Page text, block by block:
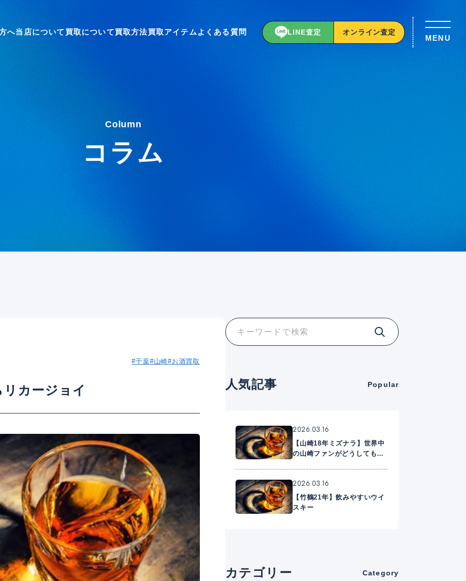
へ当店について 買取について買取方法買取アイテム よくある質問 LINE査定 オンライン査定
MENU
Column
コラム
#千葉#山崎#お酒買取
カージョイ 人気記事 Popular
2026.03.16
【山崎18年ミズナラ】世界中
の山崎ファンがどうしても手
2026.03.16
【竹鶴21年】飲みやすいウイ
スキー
カテゴリー Category